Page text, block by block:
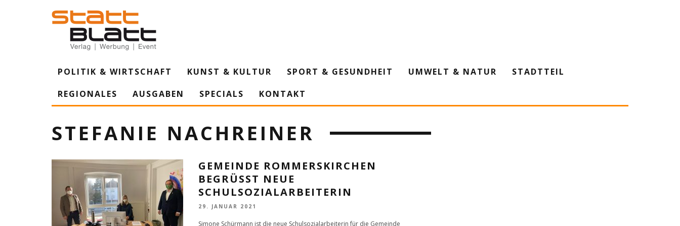
POLITIK & WIRTSCHAFT KUNST & KULTUR SPORT & GESUNDHEIT UMWELT & NATUR
STADTTEIL
REGIONALES
AUSGABEN SPECIALS KONTAKT
STEFANIE NACHREINER
GEMEINDE ROMMERSKIRCHEN
BEGRÜSST NEUE S
CHULSOZIALARBEITERIN
29. JANUAR 2021
Simone Schürmann ist die neue Schulsozialarbeiterin für die Gemeinde